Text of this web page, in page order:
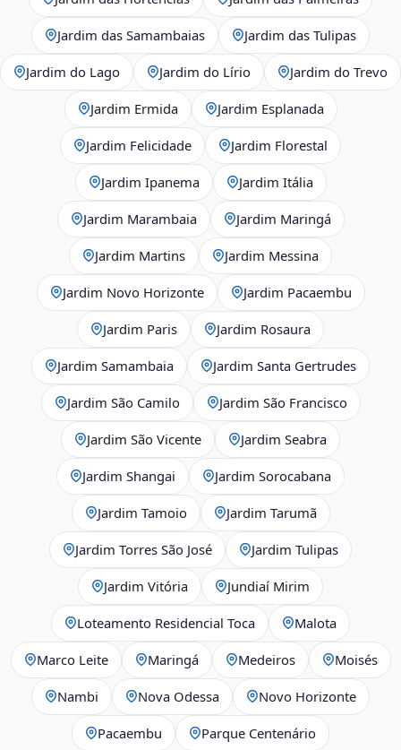
Jardim das Samambaias Jardim das Tulipas
Jardim do Lago Jardim do Lírio Jardim do Trevo
Jardim Ermida Jardim Esplanada
Jardim Felicidade Jardim Florestal
Jardim Ipanema Jardim Itália
Jardim Marambaia Jardim Maringá
Jardim Martins Jardim Messina
Jardim Novo Horizonte Jardim Pacaembu
Jardim Paris Jardim Rosaura
Jardim Samambaia Jardim Santa Gertrudes
Jardim São Camilo Jardim São Francisco
Jardim São Vicente Jardim Seabra
Jardim Shangai Jardim Sorocabana
Jardim Tamoio Jardim Tarumã
Jardim Torres São José Jardim Tulipas
Jardim Vitória Jundiaí Mirim
Loteamento Residencial Toca Malota
Marco Leite Maringá Medeiros Moisés
Nambi Nova Odessa Novo Horizonte
Pacaembu Parque Centenário